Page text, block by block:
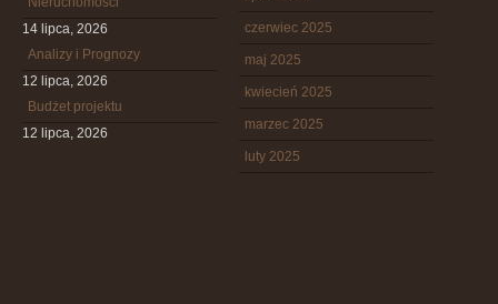
14 lipca, 2026
Analizy i Prognozy
12 lipca, 2026
Budżet projektu
12 lipca, 2026
czerwiec 2025
maj 2025
kwiecień 2025
marzec 2025
luty 2025